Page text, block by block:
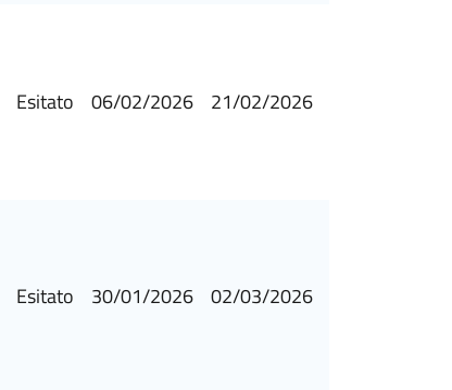
Esitato 06/02/2026 21/02/2026
Esitato 30/01/2026 02/03/2026